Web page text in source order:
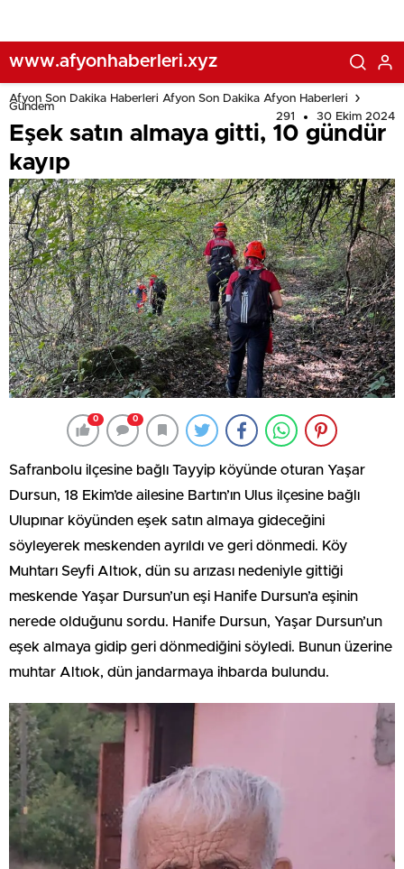
www.afyonhaberleri.xyz
Afyon Son Dakika Haberleri Afyon Son Dakika Afyon Haberleri
Gündem
291
30 Ekim 2024
Eşek satın almaya gitti, 10 gündür
kayıp
0 0
Safranbolu ilçesine bağlı Tayyip köyünde oturan Yaşar
Dursun, 18 Ekim’de ailesine Bartın’ın Ulus ilçesine bağlı
Ulupınar köyünden eşek satın almaya gideceğini
söyleyerek meskenden ayrıldı ve geri dönmedi. Köy
Muhtarı Seyfi Altıok, dün su arızası nedeniyle gittiği
meskende Yaşar Dursun’un eşi Hanife Dursun’a eşinin
nerede olduğunu sordu. Hanife Dursun, Yaşar Dursun’un
eşek almaya gidip geri dönmediğini söyledi. Bunun üzerine
muhtar Altıok, dün jandarmaya ihbarda bulundu.